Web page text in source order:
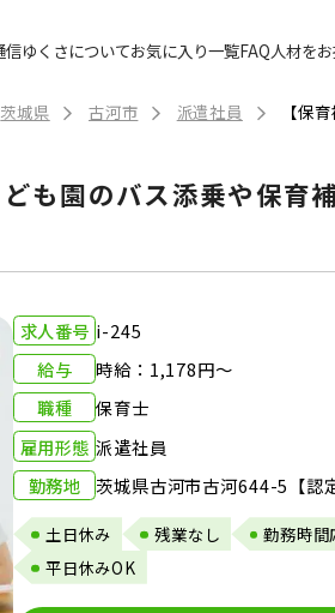
信ゆくさについてお気に入り一覧FAQ人材を
茨城県 古河市 派遣社員
も園のバス添乗や保
求人番号 i-245
給与
時給：1,178円～
職種
保育士
雇用形態 派遣社員
勤務地
茨城県古河市古河644-5【認
土日休み 残業なし
勤務時間
平日休みOK